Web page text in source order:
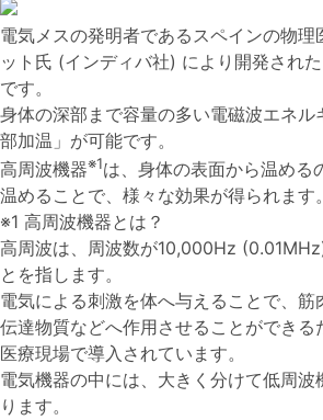
電気メスの発明者であるスペインの物理
ット氏 (インディバ社) により開発された
です。
身体の深部まで容量の多い電磁波エネル
部加温」が可能です。
高周波機器※1は、身体の表面から温める
温めることで、様々な効果が得られます。
※1 高周波機器とは？
高周波は、周波数が10,000Hz
とを指します。
電気による刺激を体へ与えることで、筋
伝達物質などへ作用させることができる
医療現場で導入されています。
電気機器の中には、大きく分けて低周波
ります。